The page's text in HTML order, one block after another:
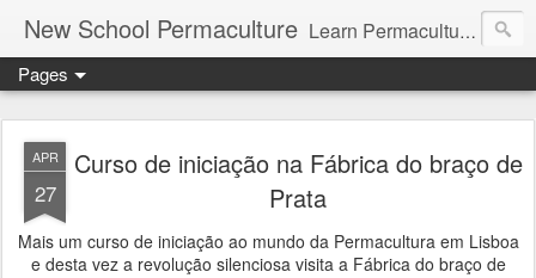
New School Permaculture Learn Permaculture Design Courses in Europe with Helder Valente, one of the original students of Bill Mollison the creator of Permaculture Design.
Pages
APR
27
Curso de iniciação na Fábrica do braço de
Prata
Mais um curso de iniciação ao mundo da Permacultura em Lisboa
e desta vez a revolução silenciosa visita a Fábrica do braço de